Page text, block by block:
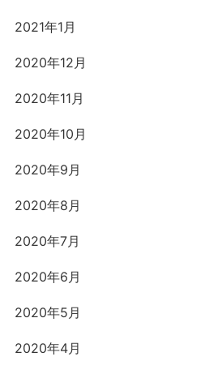
2021年1月
2020年12月
2020年11月
2020年10月
2020年9月
2020年8月
2020年7月
2020年6月
2020年5月
2020年4月